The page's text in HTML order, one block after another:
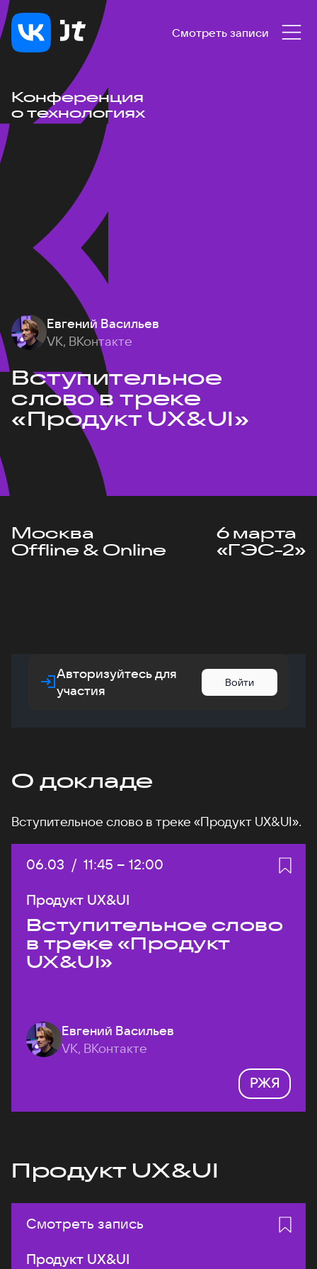
Смотреть записи
Конференция
о технологиях
Евгений Васильев
VK, ВКонтакте
Вступительное
слово в треке
«Продукт UX&UI»
Москва
Offline & Online
6 марта
«ГЭС-2»
Авторизуйтесь для
участия
Войти
О докладе
Вступительное слово в треке «Продукт UX&UI».
Дата:
06.03 / Начало:
11:45 – Конец:
12:00
Продукт UX&UI
Вступительное слово
в треке «Продукт
UX&UI»
Евгений Васильев
VK, ВКонтакте
РЖЯ
Продукт UX&UI
Смотреть запись
Продукт UX&UI